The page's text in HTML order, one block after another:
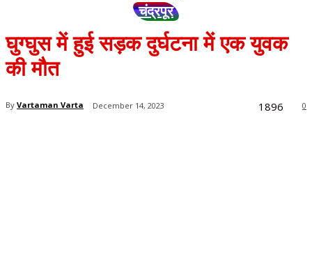
चंद्रपूर
घुग्घुस में हुई सड़क दुर्घटना में एक युवक
की मौत
By Vartaman Varta December 14, 2023 0
1896